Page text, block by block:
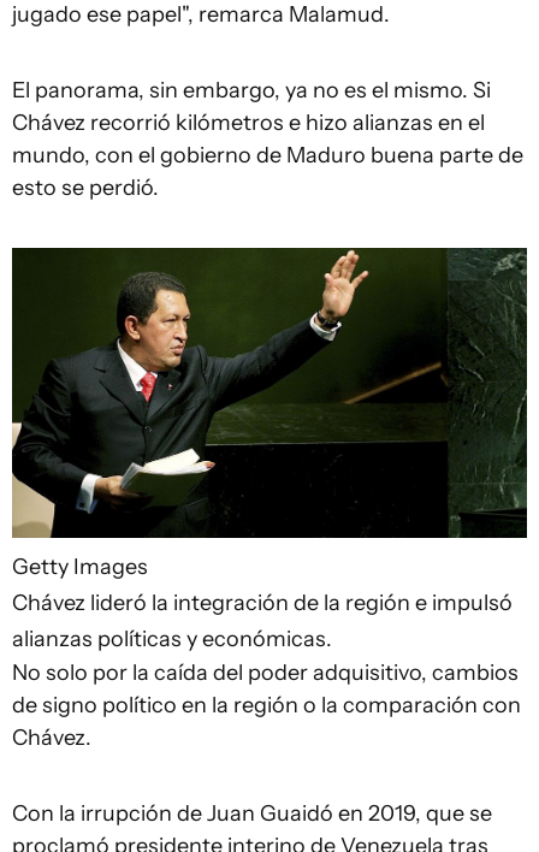
jugado ese papel", remarca Malamud.
El panorama, sin embargo, ya no es el mismo. Si
Chávez recorrió kilómetros e hizo alianzas en el
mundo, con el gobierno de Maduro buena parte de
esto se perdió.
Getty Images
Chávez lideró la integración de la región e impulsó
alianzas políticas y económicas.
No solo por la caída del poder adquisitivo, cambios
de signo político en la región o la comparación con
Chávez.
Con la irrupción de Juan Guaidó en 2019, que se
proclamó presidente interino de Venezuela tras